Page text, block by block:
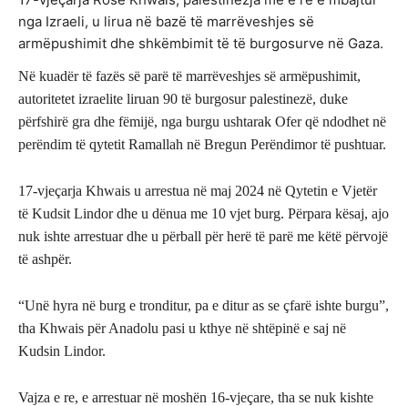
nga Izraeli, u lirua në bazë të marrëveshjes së
armëpushimit dhe shkëmbimit të të burgosurve në Gaza.
Në kuadër të fazës së parë të marrëveshjes së armëpushimit,
autoritetet izraelite liruan 90 të burgosur palestinezë, duke
përfshirë gra dhe fëmijë, nga burgu ushtarak Ofer që ndodhet në
perëndim të qytetit Ramallah në Bregun Perëndimor të pushtuar.
17-vjeçarja Khwais u arrestua në maj 2024 në Qytetin e Vjetër
të Kudsit Lindor dhe u dënua me 10 vjet burg. Përpara kësaj, ajo
nuk ishte arrestuar dhe u përball për herë të parë me këtë përvojë
të ashpër.
“Unë hyra në burg e tronditur, pa e ditur as se çfarë ishte burgu”,
tha Khwais për Anadolu pasi u kthye në shtëpinë e saj në
Kudsin Lindor.
Vajza e re, e arrestuar në moshën 16-vjeçare, tha se nuk kishte